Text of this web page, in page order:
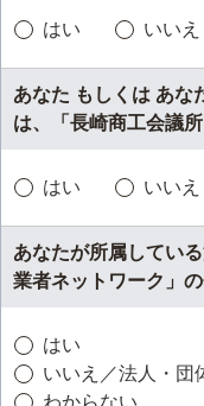
はい いいえ
あなた もしくは あな
は、「長崎商工会議
はい いいえ
あなたが所属してい
業者ネットワーク」
はい
いいえ／法人・団
わからない